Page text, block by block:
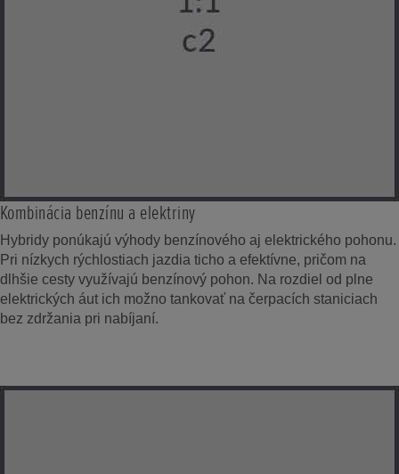
Kombinácia benzínu a elektriny
Hybridy ponúkajú výhody benzínového aj elektrického pohonu.
Pri nízkych rýchlostiach jazdia ticho a efektívne, pričom na
dlhšie cesty využívajú benzínový pohon. Na rozdiel od plne
elektrických áut ich možno tankovať na čerpacích staniciach
bez zdržania pri nabíjaní.